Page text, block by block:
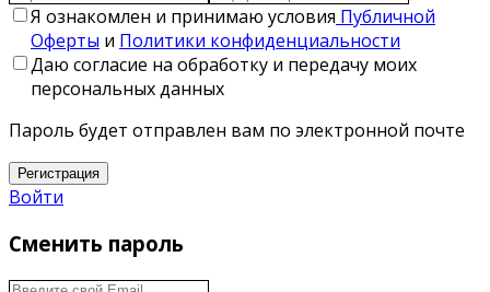
Я ознакомлен и принимаю условия Публичной
Оферты и Политики конфиденциальности
Даю согласие на обработку и передачу моих
персональных данных
Пароль будет отправлен вам по электронной почте
Регистрация
Войти
Сменить пароль